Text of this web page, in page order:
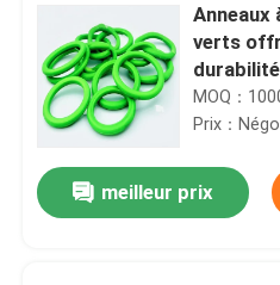
Anneaux
verts
du
MOQ：
Prix：
meilleur prix